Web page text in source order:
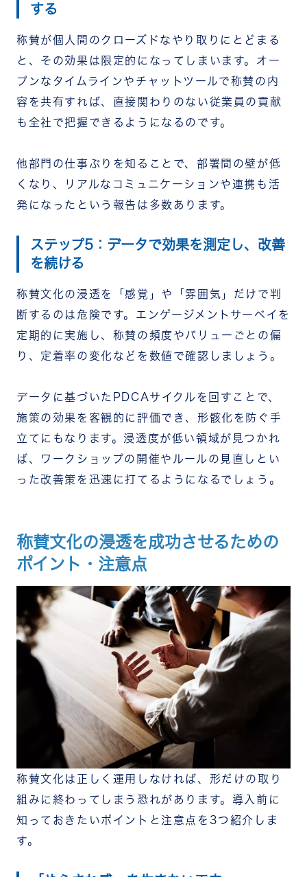
する
称賛が個人間のクローズドなやり取りにとどまる
と、その効果は限定的になってしまいます。オー
プンなタイムラインやチャットツールで称賛の内
容を共有すれば、直接関わりのない従業員の貢献
も全社で把握できるようになるのです。
他部門の仕事ぶりを知ることで、部署間の壁が低
くなり、リアルなコミュニケーションや連携も活
発になったという報告は多数あります。
ステップ5：データで効果を測定し、改善
を続ける
称賛文化の浸透を「感覚」や「雰囲気」だけで判
断するのは危険です。エンゲージメントサーベイを
定期的に実施し、称賛の頻度やバリューごとの偏
り、定着率の変化などを数値で確認しましょう。
データに基づいたPDCAサイクルを回すことで、
施策の効果を客観的に評価でき、形骸化を防ぐ手
立てにもなります。浸透度が低い領域が見つかれ
ば、ワークショップの開催やルールの見直しとい
った改善策を迅速に打てるようになるでしょう。
称賛文化の浸透を成功させるための
ポイント・注意点
称賛文化は正しく運用しなければ、形だけの取り
組みに終わってしまう恐れがあります。導入前に
知っておきたいポイントと注意点を3つ紹介しま
す。